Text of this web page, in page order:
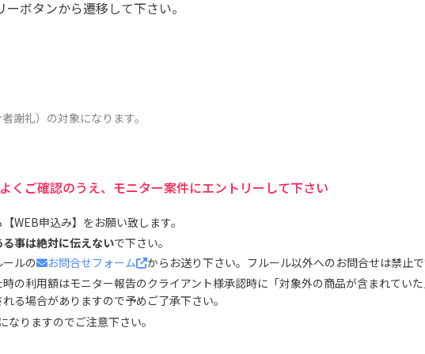
ボタンから遷移して下さい。
謝礼）の対象になります。
くご確認のうえ、モニター案件にエントリーして下さい
WEB申込み】をお願い致します。
事は絶対に伝えないで下さい。
ルの
お問合せフォーム
からお送り下さい。フルール以外へのお問合せは禁止で
の利用額はモニター報告のクライアント様承認時に「対象外の商品が含まれてい
る場合がありますので予めご了承下さい。
りますのでご注意下さい。